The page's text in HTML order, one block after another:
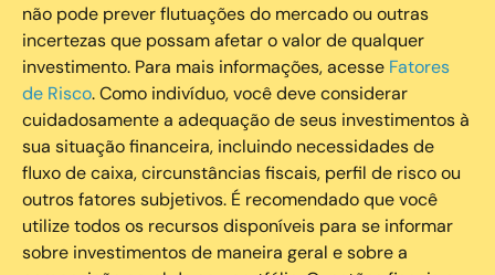
não pode prever flutuações do mercado ou outras
incertezas que possam afetar o valor de qualquer
investimento. Para mais informações, acesse Fatores
de Risco. Como indivíduo, você deve considerar
cuidadosamente a adequação de seus investimentos à
sua situação financeira, incluindo necessidades de
fluxo de caixa, circunstâncias fiscais, perfil de risco ou
outros fatores subjetivos. É recomendado que você
utilize todos os recursos disponíveis para se informar
sobre investimentos de maneira geral e sobre a